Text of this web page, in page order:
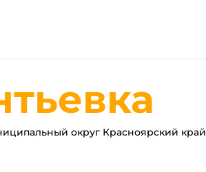
округ Красноярский край